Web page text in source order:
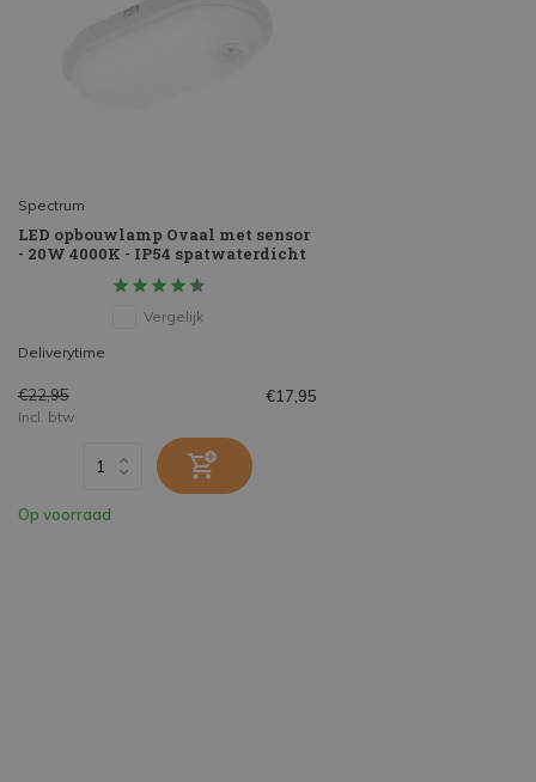
Spectrum
LED opbouwlamp Ovaal met sensor
- 20W 4000K - IP54 spatwaterdicht
Vergelijk
Deliverytime
€22,95 €17,95
Incl. btw
Op voorraad